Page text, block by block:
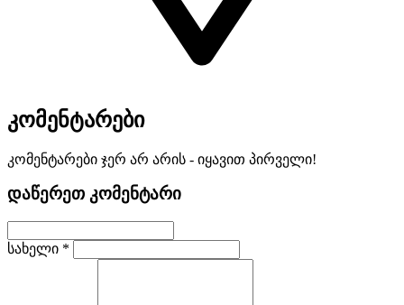
კომენტარები
კომენტარები ჯერ არ არის - იყავით პირველი!
დაწერეთ კომენტარი
სახელი *